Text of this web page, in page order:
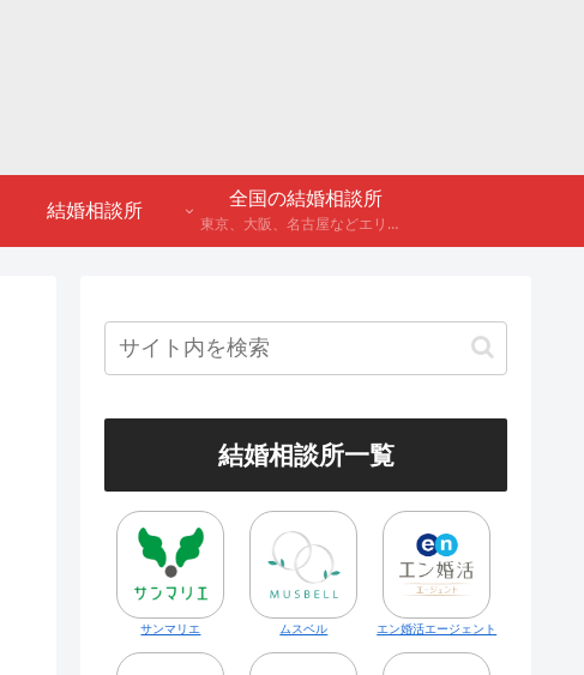
結婚相談所
全国の結婚相談所
東京、大阪、名古屋などエリア別のアンケート調査や結婚相談所・婚活パーティーの体験談などを公開。
結婚相談所一覧
サンマリエ ムスベル エン婚活エージェント